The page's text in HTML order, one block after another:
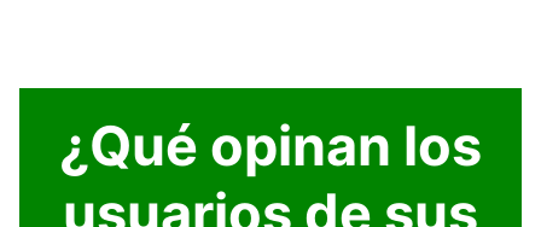
¿Qué opinan los
usuarios de sus